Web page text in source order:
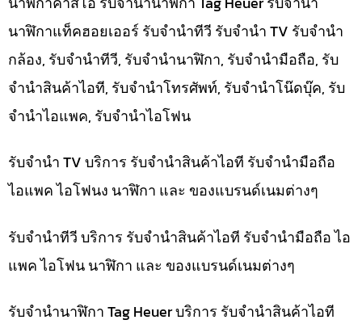
นาฬิกาแท็คฮอยเออร์ รับจำนำทีวี รับจำนำ TV รับจำนำ
กล้อง, รับจำนำทีวี, รับจำนำนาฬิกา, รับจำนำมือถือ, รับ
จำนำสินค้าไอที, รับจำนำโทรศัพท์, รับจำนำโน๊ดบุ๊ค, รับ
จำนำไอแพค, รับจำนำไอโฟน
รับจำนำ TV บริการ รับจำนำสินค้าไอที รับจำนำมือถือ
ไอแพค ไอโฟนง นาฬิกา และ ของแบรนด์เนมต่างๆ
รับจำนำทีวี บริการ รับจำนำสินค้าไอที รับจำนำมือถือ ไอ
แพค ไอโฟน นาฬิกา และ ของแบรนด์เนมต่างๆ
รับจำนำนาฬิกา Tag Heuer บริการ รับจำนำสินค้าไอที